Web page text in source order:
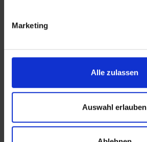
Marketing
Alle zulassen
Auswahl erlauben
Hochfeldstraße 71
Tel.: 0821 66097111
E-Mail:info@mli24.de